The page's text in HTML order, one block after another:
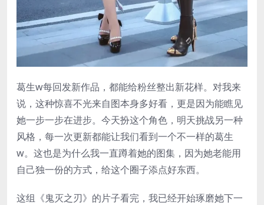
葛生w每回发新作品，都能给粉丝整出新花样。对我来
说，这种惊喜不光来自图本身多好看，更是因为能瞧见
她一步一步在进步。今天扮这个角色，明天挑战另一种
风格，每一次更新都能让我们看到一个不一样的葛生
w。这也是为什么我一直蹲着她的图集，因为她老能用
自己独一份的方式，给这个圈子添点好东西。
这组《鬼灭之刃》的片子看完，我已经开始琢磨她下一